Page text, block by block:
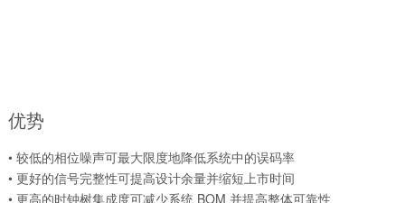
优势
• 较低的相位噪声可最大限度地降低系统中的误码率
• 更好的信号完整性可提高设计余量并缩短上市时间
• 更高的时钟树集成度可减少系统 BOM 并提高整体可靠性